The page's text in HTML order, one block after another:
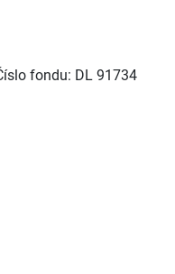
fondu: DL 91734